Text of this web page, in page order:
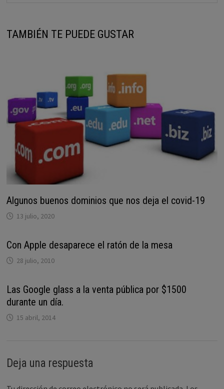
TAMBIÉN TE PUEDE GUSTAR
Algunos buenos dominios que nos deja el covid-19
13 julio, 2020
Con Apple desaparece el ratón de la mesa
28 julio, 2010
Las Google glass a la venta pública por $1500
durante un día.
15 abril, 2014
Deja una respuesta